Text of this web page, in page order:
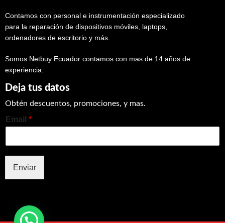
Contamos con personal e instrumentación especializado
para la reparación de dispositivos móviles, laptops,
ordenadores de escritorio y más.
Somos Netbuy Ecuador contamos con mas de 14 años de
experiencia.
Deja tus datos
Obtén descuentos, promociones, y mas.
Email *
Enviar